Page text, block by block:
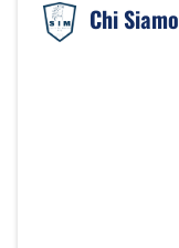
Chi Siamo